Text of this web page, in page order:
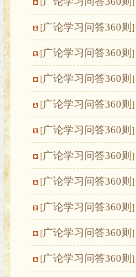
[广论学习问答360则 ]
[广论学习问答360则 ]
[广论学习问答360则 ]
[广论学习问答360则 ]
[广论学习问答360则 ]
[广论学习问答360则 ]
[广论学习问答360则 ]
[广论学习问答360则 ]
[广论学习问答360则 ]
[广论学习问答360则 ]